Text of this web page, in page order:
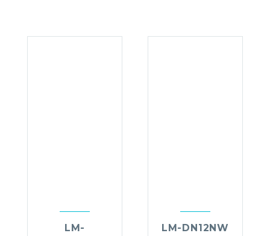
LM-
LM-DN12NW